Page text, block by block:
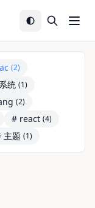
(2)
统 (1)
(2)
# react (4)
主题 (1)